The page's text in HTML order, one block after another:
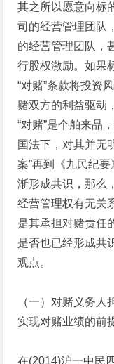
其之所以愿意向标
司的经营管理团队
的经营管理团队，
行股权激励。如果
“对赌”条款将投资
赌双方的利益驱动
“对赌”是个舶来品
国法下，对其并无
案”再到《九民纪
渐形成共识，那么
经营管理权有无关
是其承担对赌责任
是否也已经形成共
观点。
（一）对赌义务
实现对赌业绩的前
在(2014)沪一中民